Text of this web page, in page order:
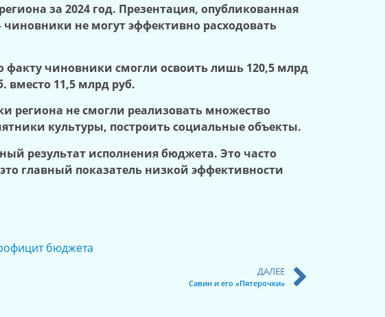
за 2024 год. Презентация, опубликованная
не могут эффективно расходовать
факту чиновники смогли освоить лишь 120,5 млрд
вместо 11,5 млрд руб.
региона не смогли реализовать множество
культуры, построить социальные объекты.
результат исполнения бюджета. Это часто
главный показатель низкой эффективности
бюджета
ДАЛЕЕ
Савин и его «Пятерочки»